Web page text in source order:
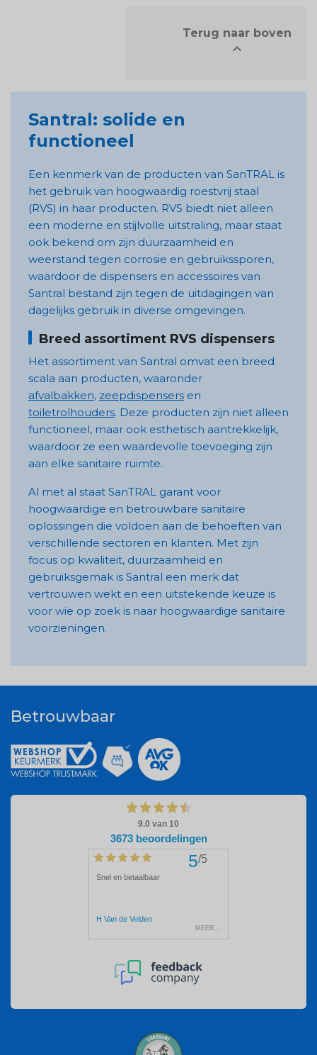

Santral: solide en
functioneel
Een kenmerk van de producten van SanTRAL is
het gebruik van hoogwaardig roestvrij staal
(RVS) in haar producten. RVS biedt niet alleen
een moderne en stijlvolle uitstraling, maar staat
ook bekend om zijn duurzaamheid en
weerstand tegen corrosie en gebruikssporen,
waardoor de dispensers en accessoires van
Santral bestand zijn tegen de uitdagingen van
dagelijks gebruik in diverse omgevingen.
Breed assortiment RVS dispensers
Het assortiment van Santral omvat een breed
scala aan producten, waaronder
afvalbakken, zeepdispensers en
toiletrolhouders. Deze producten zijn niet alleen
functioneel, maar ook esthetisch aantrekkelijk,
waardoor ze een waardevolle toevoeging zijn
aan elke sanitaire ruimte.
Al met al staat SanTRAL garant voor
hoogwaardige en betrouwbare sanitaire
oplossingen die voldoen aan de behoeften van
verschillende sectoren en klanten. Met zijn
focus op kwaliteit, duurzaamheid en
gebruiksgemak is Santral een merk dat
vertrouwen wekt en een uitstekende keuze is
voor wie op zoek is naar hoogwaardige sanitaire
voorzieningen.
Betrouwbaar